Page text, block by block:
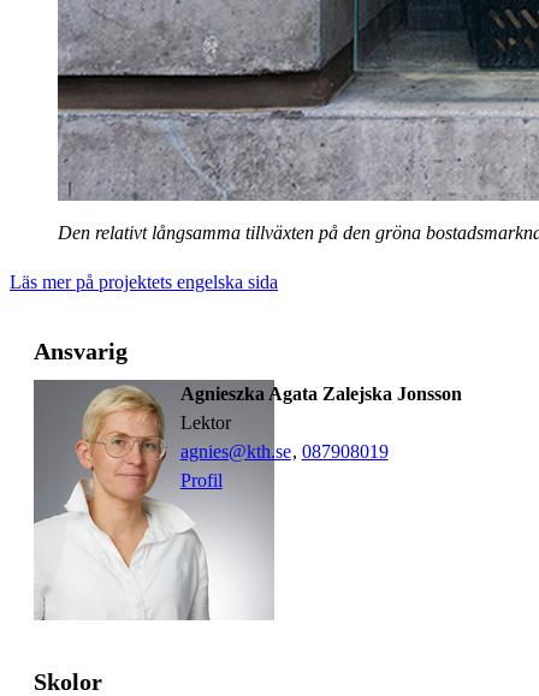
Den relativt långsamma tillväxten på den gröna
Läs mer på projektets engelska sida
Ansvarig
Agnieszka Agata Zalejska Jonsson
lektor
agnies@kth.se, 087908019
Profil
Skolor